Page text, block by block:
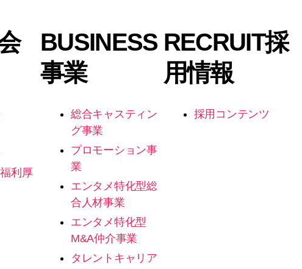
利厚
BUSINESS
事業
総合キャスティン
グ事業
プロモーション事
業
エンタメ特化型総
合人材事業
エンタメ特化型
M&A仲介事業
タレントキャリア
RECRUIT採
用情報
採用コンテンツ